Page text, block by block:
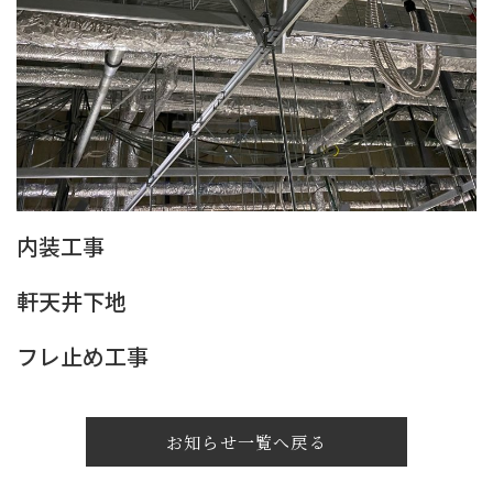
内装工事
軒天井下地
フレ止め工事
お知らせ一覧へ戻る